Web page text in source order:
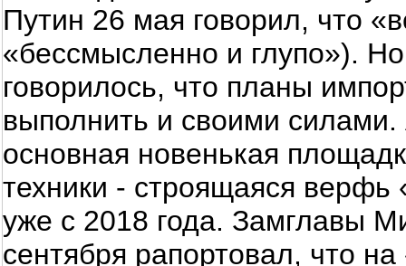
Путин 26 мая говорил, что
«бессмысленно и глупо»).
говорилось, что планы
выполнить и своими
основная новенькая
техники - строящаяся верфь
уже с 2018 года. Замглавы
сентября рапортовал, что